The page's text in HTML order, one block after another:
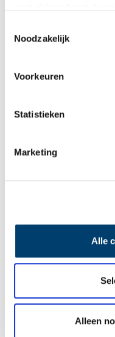
Noodzakelijk
Voorkeuren
Statistieken
Marketing
Alle
Alleen
Onder de naam Zaanse
Verkadecomplex aan de
historische kwaliteiten.
sportvoorzieningen en
de Westzijde en de
Zaans Museum op de
behouden toekomst